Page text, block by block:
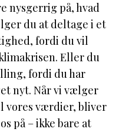
nysgerrig på, hvad
du at deltage i et
fordi du vil
Eller du
fordi du har
nyt. Når vi vælger
vores værdier, bliver
på – ikke bare at